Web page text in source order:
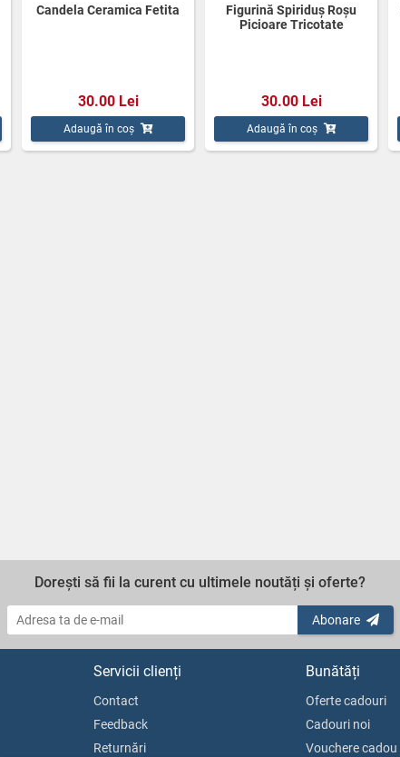
Candela Ceramica Fetita
30.00 Lei
Adaugă în coș
Figurină Spiriduș Roșu
Picioare Tricotate
30.00 Lei
Adaugă în coș
Dorești să fii la curent cu ultimele noutăți și oferte?
Abonare
Servicii clienți
Contact
Feedback
Returnări
Bunătăți
Oferte cadouri
Cadouri noi
Vouchere cadou